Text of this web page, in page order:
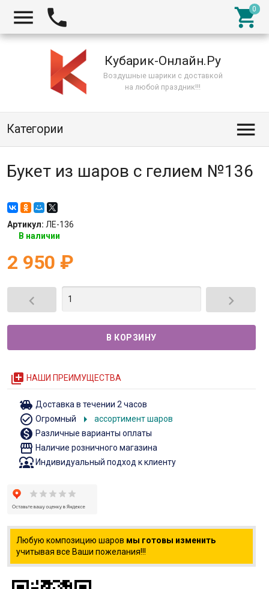
  
Кубарик-Онлайн.Ру
Воздушные шарики с доставкой
на любой праздник!!!
Категории 
Букет из шаров с гелием №136
Артикул: ЛЕ-136
В наличии
2 950 ₽
 
queue НАШИ ПРЕИМУЩЕСТВА
toys Доставка в течении 2 часов
check_circle_outline Огромный arrow_right ассортимент шаров
monetization_on Различные варианты оплаты
storefront Наличие розничного магазина
diversity_1Индивидуальный подход к клиенту
Любую композицию шаров мы готовы изменить
учитывая все Ваши пожелания!!!